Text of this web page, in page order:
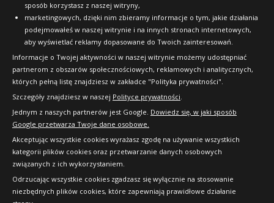
sposób korzystasz z naszej witryny,
marketingowych, dzięki nim zbieramy informacje o tym, jakie działania
podejmowałeś w naszej witrynie i na innych stronach internetowych,
aby wyświetlać reklamy dopasowane do Twoich zainteresowań.
Informacje o Twojej aktywności w naszej witrynie możemy udostępniać
partnerom z obszarów społecznościowych, reklamowych i analitycznych,
których pełną listę znajdziesz w zakładce "Polityka prywatności".
Szczegóły znajdziesz w naszej Polityce prywatności.
Jednym z naszych partnerów jest Google. Dowiedz się, w jaki sposób
Google przetwarza Twoje dane osobowe.
Akceptując wszystkie cookies wyrażasz zgodę na używanie wszystkich
kategorii plików cookies oraz przetwarzanie danych osobowych
związanych z ich wykorzystaniem.
Odrzucając wszystkie cookies zgadzasz się wyłącznie na stosowanie
niezbędnych plików cookies, które zapewniają prawidłowe działanie